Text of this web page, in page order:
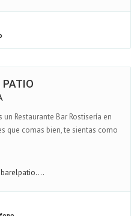
PATIO
Restaurante Bar Rostisería en
que comas bien, te sientas como